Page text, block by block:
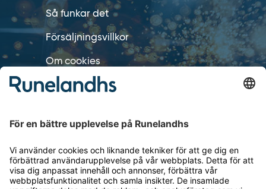
Så funkar det
Försäljningsvillkor
Om cookies
Personuppgiftshantering
OM RUNELANDHS
Om Runelandhs